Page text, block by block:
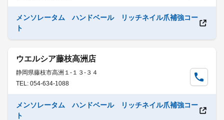
メンソレータム ハンドベール リッチネイル爪補強コー
ト
ウエルシア藤枝高洲店
静岡県藤枝市高洲１-１３-３４
TEL: 054-634-1088
メンソレータム ハンドベール リッチネイル爪補強コー
ト